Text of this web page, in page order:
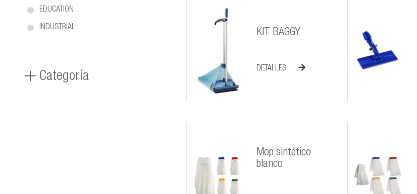
EDUCATION
INDUSTRIAL
Categoría
KIT BAGGY
DETALLES
Mop sintético
blanco